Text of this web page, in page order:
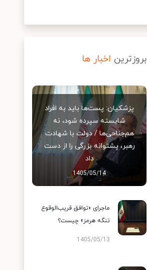
بروزترین اخبار ها
پزشکیان: پست‌ها باید به افراد
شایسته سپرده شود، نه
هم‌جناحی‌ها / دولت با شهادت
رهبر، پشتوانه بزرگی را از دست
داد
1405/05/14
ماجرای «توافق قریب‌الوقوع
تنگه هرمز» چیست؟
1405/05/13